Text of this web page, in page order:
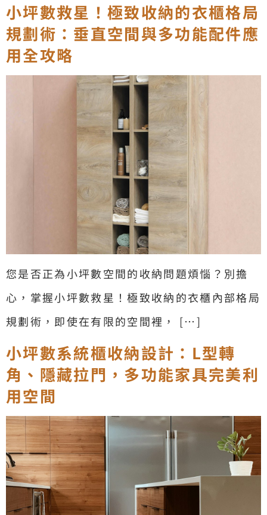
小坪數救星！極致收納的衣櫃格局
規劃術：垂直空間與多功能配件應
用全攻略
您是否正為小坪數空間的收納問題煩惱？別擔
心，掌握小坪數救星！極致收納的衣櫃內部格局
規劃術，即使在有限的空間裡， […]
小坪數系統櫃收納設計：L型轉
角、隱藏拉門，多功能家具完美利
用空間